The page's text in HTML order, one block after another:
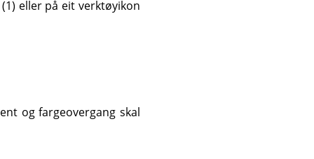
eller på eit verktøyikon
og fargeovergang skal